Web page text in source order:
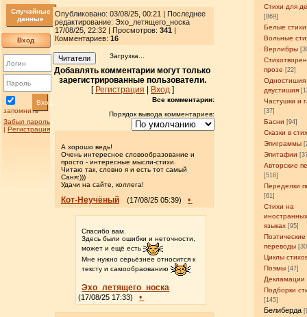
Случайные
данные
Вход
запомнить
Вход
Забыл пароль
| Регистрация
Стихи для
[869]
Белые стихи
Вольные
Верлибры
прозе [22]
Одностишия
двустишия
Частушки и
[37]
Басни [94]
Сказки в
Эпиграммы
Эпитафии
Авторские
[516]
Переделки
[61]
Стихи на
языках [95]
Поэтические
переводы
Циклы
Поэмы [47]
Декламации
Подборки
[145]
Белиберда
Опубликовано: 03/08/25, 00:21 | Последнее
редактирование: Эхо_летящего_носка
17/08/25, 22:32 | Просмотров: 341|
Комментариев: 16
Читатели Загрузка...
Добавлять комментарии могут только
зарегистрированные пользователи.
[ Регистрация Вход]
Все комментарии:
Порядок вывода комментариев:
А хорошо ведь!
Очень интересное словообразование и
просто - интересные мысли-стихи.
Читаю так, словно я и есть тот самый
Саня:)))
Удачи на сайте, коллега!
Кот-Неучёный (17/08/25 05:39) •
Спасибо вам.
Здесь были ошибки и неточности,
может и ещё есть
Мне нужно серьёзнее относится к
тексту и самообраованию
Эхо_летящего_носка
(17/08/25 17:33) •